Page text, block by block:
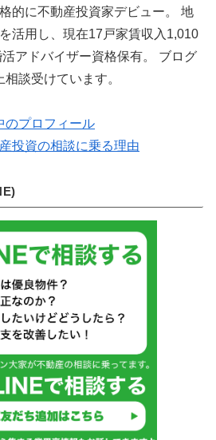
的に不動産投資家デビュー。 地
活用し、現在17戸家賃収入1,010
アドバイザー資格保有。 ブログ
談受けています。
のプロフィール
投資の相談に乗る理由